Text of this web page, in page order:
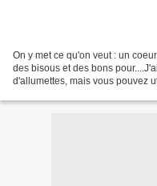
On y met ce qu'on veut : un
des bisous et des bons
d'allumettes, mais vous pouvez